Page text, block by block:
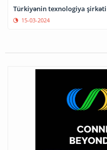
Türkiyənin texnologiya
15-03-2024